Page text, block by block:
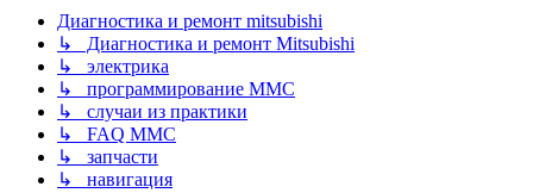
Диагностика и ремонт mitsubishi
↳ Диагностика и ремонт Mitsubishi
↳ электрика
↳ программирование MMC
↳ случаи из практики
↳ FAQ MMC
↳ запчасти
↳ навигация